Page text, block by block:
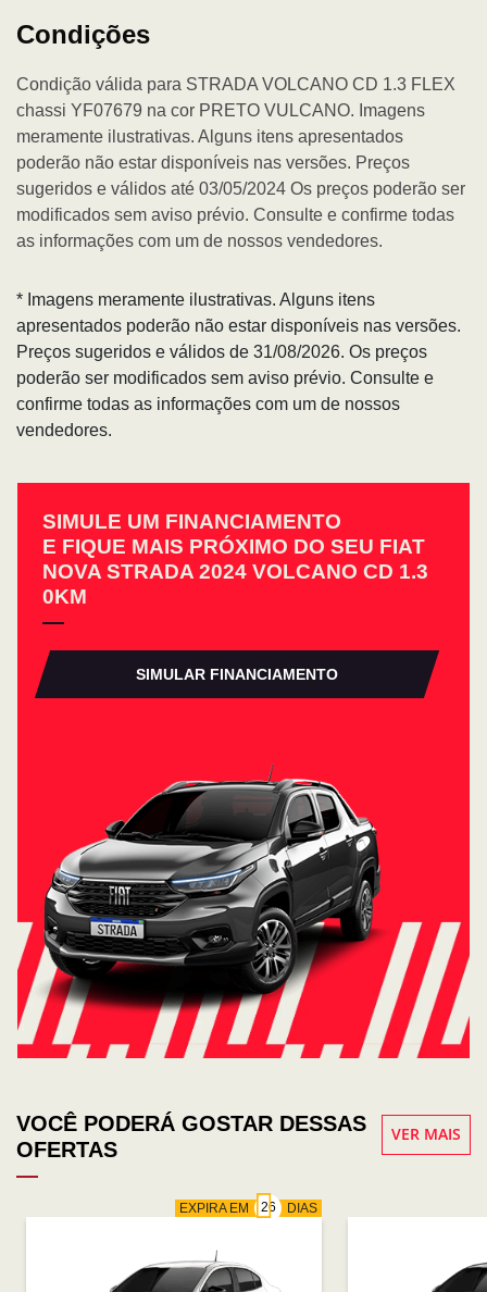
Condições
Condição válida para STRADA VOLCANO CD 1.3 FLEX
chassi YF07679 na cor PRETO VULCANO. Imagens
meramente ilustrativas. Alguns itens apresentados
poderão não estar disponíveis nas versões. Preços
sugeridos e válidos até 03/05/2024 Os preços poderão ser
modificados sem aviso prévio. Consulte e confirme todas
as informações com um de nossos vendedores.
* Imagens meramente ilustrativas. Alguns itens
apresentados poderão não estar disponíveis nas versões.
Preços sugeridos e válidos de 31/08/2026. Os preços
poderão ser modificados sem aviso prévio. Consulte e
confirme todas as informações com um de nossos
vendedores.
SIMULE UM FINANCIAMENTO
E FIQUE MAIS PRÓXIMO DO SEU FIAT
NOVA STRADA 2024 VOLCANO CD 1.3
0KM
SIMULAR FINANCIAMENTO
VOCÊ PODERÁ GOSTAR DESSAS
OFERTAS
VER MAIS
EXPIRA EM DIAS